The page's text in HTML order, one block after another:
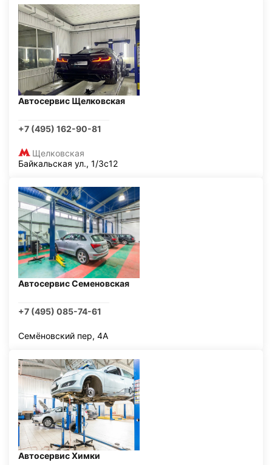
Автосервис Щелковская
+7 (495) 162-90-81
Щелковская
Байкальская ул., 1/3с12
Автосервис Семеновская
+7 (495) 085-74-61
Семёновский пер, 4А
Автосервис Химки